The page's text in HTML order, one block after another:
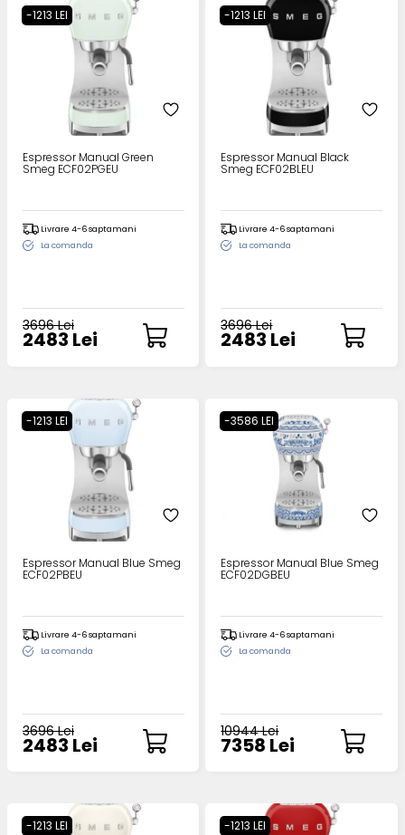
-1213 LEI
Espressor Manual Green
Smeg ECF02PGEU
Livrare 4-6 saptamani
La comanda
3696 Lei
2483 Lei
-1213 LEI
Espressor Manual Black
Smeg ECF02BLEU
Livrare 4-6 saptamani
La comanda
3696 Lei
2483 Lei
-1213 LEI
Espressor Manual Blue Smeg
ECF02PBEU
Livrare 4-6 saptamani
La comanda
3696 Lei
2483 Lei
-3586 LEI
Espressor Manual Blue Smeg
ECF02DGBEU
Livrare 4-6 saptamani
La comanda
10944 Lei
7358 Lei
-1213 LEI -1213 LEI